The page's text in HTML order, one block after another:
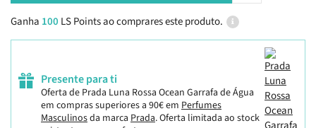
Ganha 100 LS Points ao comprares este produto.
Presente para ti
Oferta de Prada Luna Rossa Ocean Garrafa de Água
em compras superiores a 90€ em Perfumes
Masculinosda marca Prada. Oferta limitada ao stock